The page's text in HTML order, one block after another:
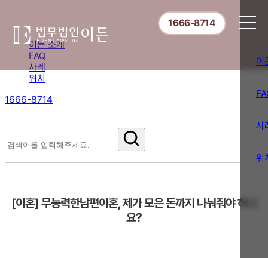
이든 소개
FAQ
사례
위치
1666-8714
1666-8714
이
사
위
[이혼] 무능력한남편이혼, 제가 모은 돈까지 나눠줘야 하나
요?